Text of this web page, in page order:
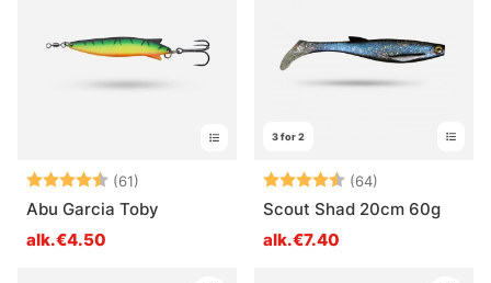
Arvio: (61)
4.7 5:sta tähdestä
Abu Garcia Toby
alk.€4.50
3 for 2
Arvio: (64)
Scout Shad 20cm 60g
alk.€7.40